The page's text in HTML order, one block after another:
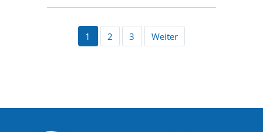
1 2 3 Weiter